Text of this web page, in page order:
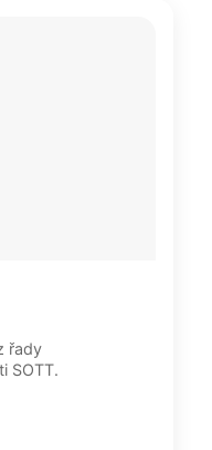
SOTT.